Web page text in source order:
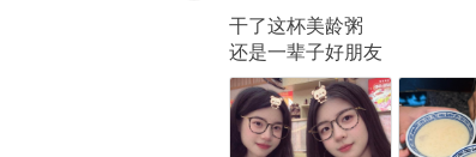
干了这杯美龄粥
还是一辈子好朋友